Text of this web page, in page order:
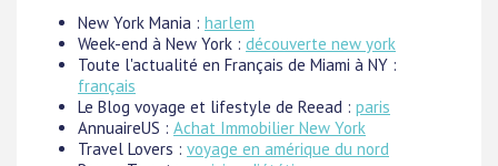
New York Mania : harlem
Week-end à New York : découverte new york
Toute l'actualité en Français de Miami à NY :
français
Le Blog voyage et lifestyle de Reead : paris
AnnuaireUS : Achat Immobilier New York
Travel Lovers : voyage en amérique du nord